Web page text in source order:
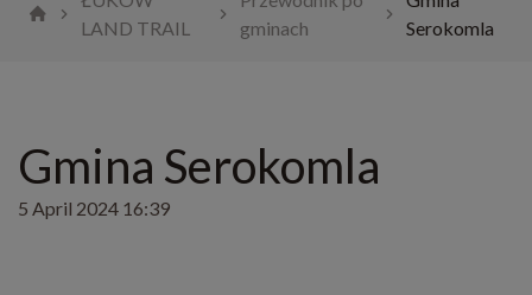
LAND TRAIL
gminach
Serokomla
Gmina Serokomla
5 April 2024 16:39